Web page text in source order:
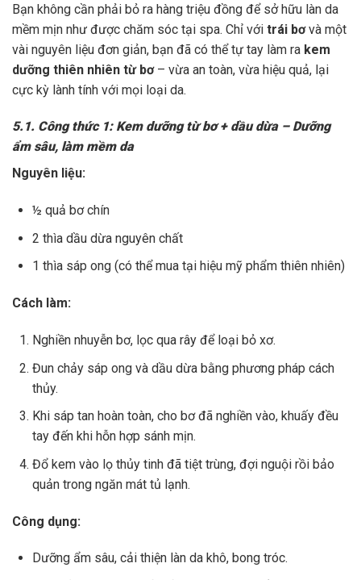
Bạn không cần phải bỏ ra hàng triệu đồng để sở hữu làn da
mềm mịn như được chăm sóc tại spa. Chỉ với trái bơvà một
vài nguyên liệu đơn giản, bạn đã có thể tự tay làm ra kem
dưỡng thiên nhiên từ bơ– vừa an toàn, vừa hiệu quả, lại
cực kỳ lành tính với mọi loại da.
5.1. Công thức 1: Kem dưỡng từ bơ + dầu dừa – Dưỡng
ẩm sâu, làm mềm da
Nguyên liệu:
½ quả bơ chín
2 thìa dầu dừa nguyên chất
1 thìa sáp ong (có thể mua tại hiệu mỹ phẩm thiên nhiên)
Cách làm:
Nghiền nhuyễn bơ, lọc qua rây để loại bỏ xơ.
Đun chảy sáp ong và dầu dừa bằng phương pháp cách
thủy.
Khi sáp tan hoàn toàn, cho bơ đã nghiền vào, khuấy đều
tay đến khi hỗn hợp sánh mịn.
Đổ kem vào lọ thủy tinh đã tiệt trùng, đợi nguội rồi bảo
quản trong ngăn mát tủ lạnh.
Công dụng:
Dưỡng ẩm sâu, cải thiện làn da khô, bong tróc.